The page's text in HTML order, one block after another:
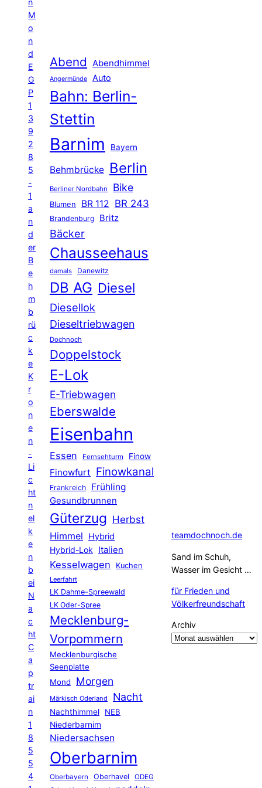
M
o
n
d
E
G
P
1
3
9
2
8
5
-
1
a
n
d
er
B
e
h
m
b
rü
c
k
e
K
r
o
n
e
n
-
Li
c
ht
n
el
k
e
n
b
ei
N
a
c
ht
C
a
p
tr
ai
n
1
8
5
5
4
Abend Abendhimmel
Angermünde Auto
Bahn: Berlin-
Stettin
Barnim Bayern
Behmbrücke Berlin
Berliner Nordbahn Bike
Blumen BR 112 BR 243
Brandenburg Britz
Bäcker
Chausseehaus
damals Danewitz
DB AG Diesel
Diesellok
Dieseltriebwagen
Dochnoch
Doppelstock
E-Lok
E-Triebwagen
Eberswalde
Eisenbahn
Essen Fernsehturm Finow
Finowfurt Finowkanal
Frankreich Frühling
Gesundbrunnen
Güterzug Herbst
Himmel
Hybrid
Hybrid-Lok Italien
Kesselwagen Kuchen
Leerfahrt
LK Dahme-Spreewald
LK Oder-Spree
Mecklenburg-
Vorpommern
Mecklenburgische
Seenplatte
Mond
Morgen
Märkisch Oderland Nacht
Nachthimmel
NEB
Niederbarnim
Niedersachsen
Oberbarnim
Oberbayern Oberhavel ODEG
teamdochnoch.de
Sand im Schuh,
Wasser im Gesicht …
für Frieden und
Völkerfreundschaft
Archiv